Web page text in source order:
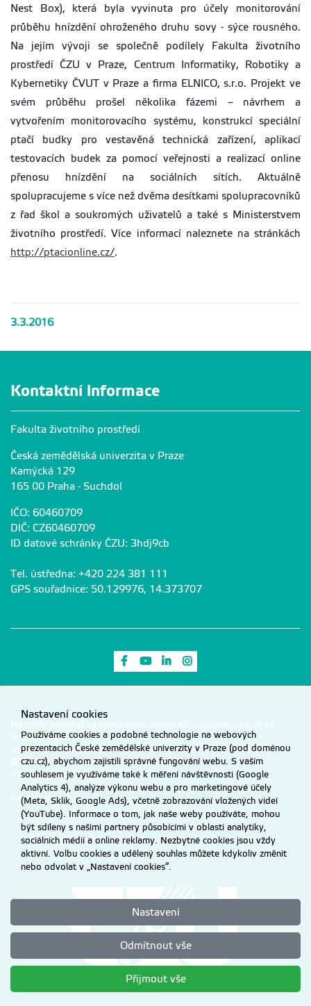
Nest Box), která byla vyvinuta pro účely monitorování
průběhu hnízdění ohroženého druhu sovy - sýce rousného.
Na jejím vývoji se společně podílely Fakulta životního
prostředí ČZU v Praze, Centrum Informatiky, Robotiky a
Kybernetiky ČVUT v Praze a firma ELNICO, s.r.o. Projekt ve
svém průběhu prošel několika fázemi – návrhem a
vytvořením monitorovacího systému, konstrukcí speciální
ptačí budky pro vestavěná technická zařízení, aplikací
testovacích budek za pomocí veřejnosti a realizací online
přenosu hnízdění na sociálních sítích. Aktuálně
spolupracujeme s více než dvěma desítkami spolupracovníků
z řad škol a soukromých uživatelů a také s Ministerstvem
životního prostředí. Více informací naleznete na stránkách
http://ptacionline.cz/.
3.3.2016
Kontaktní informace
Fakulta životního prostředí
Česká zemědělská univerzita v Praze
Kamýcká 129
165 00 Praha - Suchdol
IČO: 60460709
DIČ: CZ60460709
ID datové schránky ČZU: 3hdj9cb
Tel. ústředna: +420 224 381 111
GPS souřadnice: 50.129976, 14.373707
Odkaz na Facebook
Odkaz na Youtube
Odkaz na LinkedIn
Materiály umístěné na tomto webu mohou být publikovány pouze se
souhlasem ČZU.
Informace o zpracování a ochraně osobních údajů na ČZU v Praze.
© 2026 Česká zemědělská univerzita v Praze
Všechna práva vyhrazena
Nastavení cookies
Nastavení cookies
Používáme cookies a podobné technologie na webových
prezentacích České zemědělské univerzity v Praze (pod doménou
czu.cz), abychom zajistili správné fungování webu. S vaším
souhlasem je využíváme také k měření návštěvnosti (Google
Analytics 4), analýze výkonu webu a pro marketingové účely
(Meta, Sklik, Google Ads), včetně zobrazování vložených videí
(YouTube). Informace o tom, jak naše weby používáte, mohou
být sdíleny s našimi partnery působícími v oblasti analytiky,
sociálních médií a online reklamy. Nezbytné cookies jsou vždy
aktivní. Volbu cookies a udělený souhlas můžete kdykoliv změnit
nebo odvolat v „Nastavení cookies“.
Nastavení
Odmítnout vše
Přijmout vše